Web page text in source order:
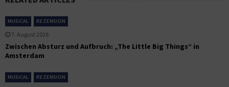
MUSICAL REZENSION
7. August 2026
Zwischen Absturz und Aufbruch: „The Little Big Things“ in
Amsterdam
MUSICAL REZENSION